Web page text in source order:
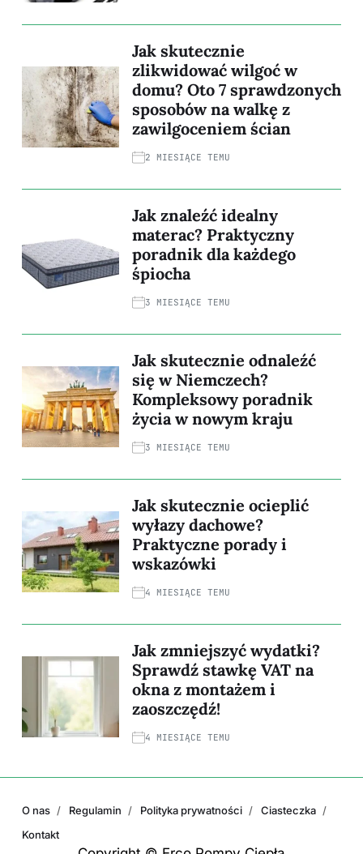
Jak skutecznie
zlikwidować wilgoć w
domu? Oto 7 sprawdzonych
sposobów na walkę z
zawilgoceniem ścian
2 MIESIĄCE TEMU
Jak znaleźć idealny
materac? Praktyczny
poradnik dla każdego
śpiocha
3 MIESIĄCE TEMU
Jak skutecznie odnaleźć
się w Niemczech?
Kompleksowy poradnik
życia w nowym kraju
3 MIESIĄCE TEMU
Jak skutecznie ocieplić
wyłazy dachowe?
Praktyczne porady i
wskazówki
4 MIESIĄCE TEMU
Jak zmniejszyć wydatki?
Sprawdź stawkę VAT na
okna z montażem i
zaoszczędź!
4 MIESIĄCE TEMU
O nas Regulamin Polityka prywatności
Ciasteczka
Kontakt